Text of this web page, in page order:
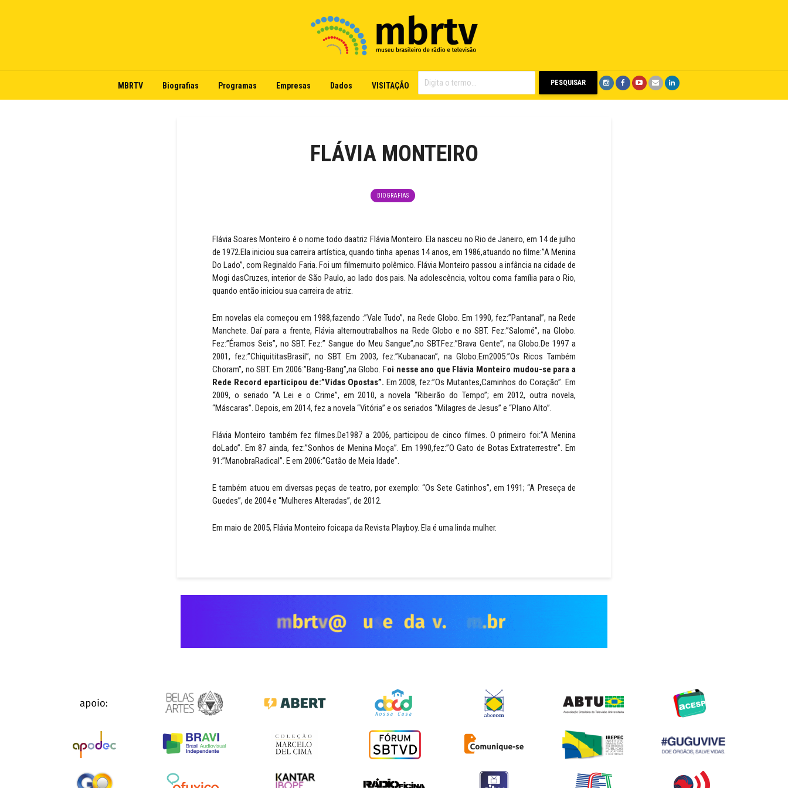
MBRTV Biografias Programas Empresas Dados VISITAÇÃO PESQUISAR
FLÁVIA MONTEIRO
BIOGRAFIAS
Flávia Soares Monteiro é o nome todo daatriz Flávia Monteiro. Ela nasceu no Rio de Janeiro, em 14 de julho
de 1972.Ela iniciou sua carreira artística, quando tinha apenas 14 anos, em 1986,atuando no filme:”A Menina
Do Lado”, com Reginaldo Faria. Foi um filmemuito polêmico. Flávia Monteiro passou a infância na cidade de
Mogi dasCruzes, interior de São Paulo, ao lado dos pais. Na adolescência, voltou coma família para o Rio,
quando então iniciou sua carreira de atriz.
Em novelas ela começou em 1988,fazendo :”Vale Tudo”, na Rede Globo. Em 1990, fez:”Pantanal”, na Rede
Manchete. Daí para a frente, Flávia alternoutrabalhos na Rede Globo e no SBT. Fez:”Salomé”, na Globo.
Fez:”Éramos Seis”, no SBT. Fez:” Sangue do Meu Sangue”,no SBT.Fez:”Brava Gente”, na Globo.De 1997 a
2001, fez:”ChiquititasBrasil”, no SBT. Em 2003, fez:”Kubanacan”, na Globo.Em2005:”Os Ricos Também
Choram”, no SBT. Em 2006:”Bang-Bang”,na Globo. Foi nesse ano que Flávia Monteiro mudou-se para a
Rede Record eparticipou de:”Vidas Opostas”. Em 2008, fez:”Os Mutantes,Caminhos do Coração”. Em
2009, o seriado “A Lei e o Crime”, em 2010, a novela “Ribeirão do Tempo”; em 2012, outra novela,
“Máscaras”. Depois, em 2014, fez a novela “Vitória” e os seriados “Milagres de Jesus” e “Plano Alto”.
Flávia Monteiro também fez filmes.De1987 a 2006, participou de cinco filmes. O primeiro foi:”A Menina
doLado”. Em 87 ainda, fez:”Sonhos de Menina Moça”. Em 1990,fez:”O Gato de Botas Extraterrestre”. Em
91:”ManobraRadical”. E em 2006:”Gatão de Meia Idade”.
E também atuou em diversas peças de teatro, por exemplo: “Os Sete Gatinhos”, em 1991; “A Preseça de
Guedes”, de 2004 e “Mulheres Alteradas”, de 2012.
Em maio de 2005, Flávia Monteiro foicapa da Revista Playboy. Ela é uma linda mulher.